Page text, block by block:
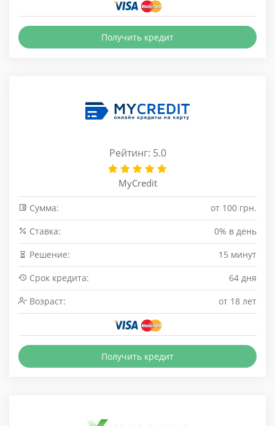
Получить кредит
Рейтинг: 5.0
MyCredit
Сумма:
от 100 грн.
Cтавка:
0% в день
Решение:
15 минут
Срок кредита:
64 дня
Возраст:
от 18 лет
Получить кредит